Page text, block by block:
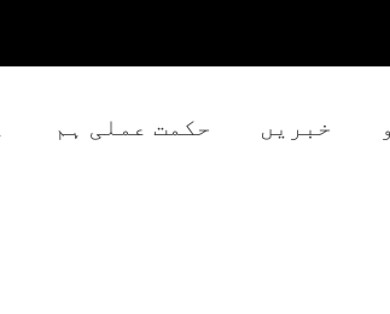
خبریں حکمت عملی ہم